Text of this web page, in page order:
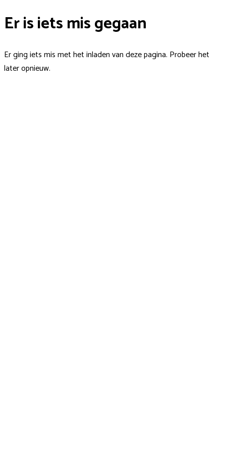
Er is iets mis gegaan
Er ging iets mis met het inladen van deze pagina. Probeer het
later opnieuw.